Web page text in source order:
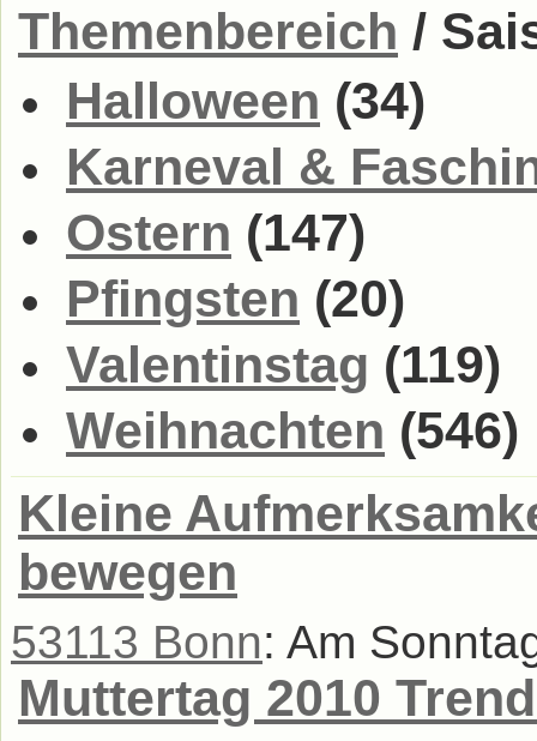
Themenbereich /
Halloween (34)
Karneval &
Ostern (147)
Pfingsten (20)
Valentinstag (119)
Weihnachten (546)
Kleine
bewegen
53113 Bonn: Am
Muttertag 2010